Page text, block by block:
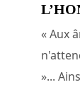
« Aux
»...